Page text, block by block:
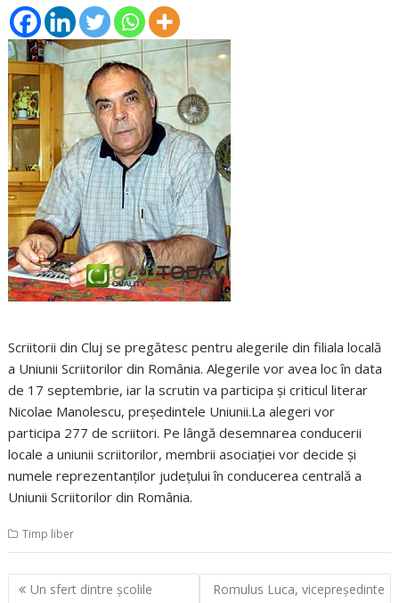
Scriitorii din Cluj se pregătesc pentru alegerile din filiala locală
a Uniunii Scriitorilor din România. Alegerile vor avea loc în data
de 17 septembrie, iar la scrutin va participa şi criticul literar
Nicolae Manolescu, preşedintele Uniunii.La alegeri vor
participa 277 de scriitori. Pe lângă desemnarea conducerii
locale a uniunii scriitorilor, membrii asociaţiei vor decide şi
numele reprezentanţilor judeţului în conducerea centrală a
Uniunii Scriitorilor din România.
Timp liber
Navigare
Un sfert dintre şcolile
Romulus Luca, vicepreşedinte